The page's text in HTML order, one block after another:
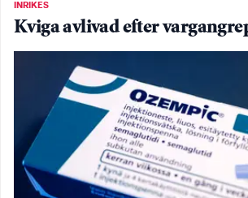
INRIKES
Kviga avlivad efter